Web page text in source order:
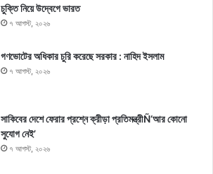
চুক্তি নিয়ে উদ্বেগে ভারত
৭ আগস্ট, ২০২৬
গণভোটের অধিকার চুরি করেছে সরকার : নাহিদ ইসলাম
৭ আগস্ট, ২০২৬
সাকিবের দেশে ফেরার প্রশ্নে ক্রীড়া প্রতিমন্ত্রীÑ‘আর কোনো
সুযোগ নেই’
৭ আগস্ট, ২০২৬